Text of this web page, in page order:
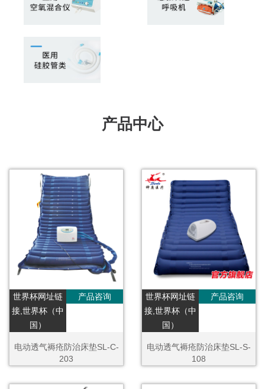
产品中心
世界杯网址链
接,世界杯（中
国）
产品咨询
电动透气褥疮防治床垫SL-C-
203
世界杯网址链
接,世界杯（中
国）
产品咨询
电动透气褥疮防治床垫SL-S-
108